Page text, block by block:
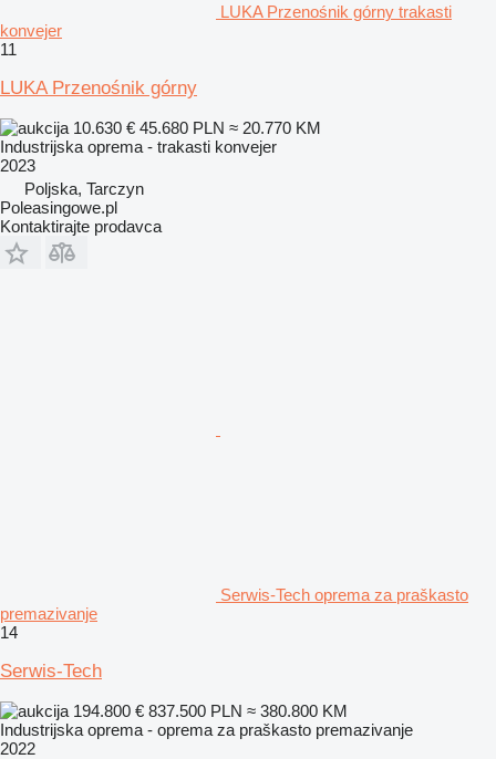
LUKA Przenośnik górny trakasti
konvejer
11
LUKA Przenośnik górny
10.630 € 45.680 PLN ≈ 20.770 KM
Industrijska oprema - trakasti konvejer
2023
Poljska, Tarczyn
Poleasingowe.pl
Kontaktirajte prodavca
Serwis-Tech oprema za praškasto
premazivanje
14
Serwis-Tech
194.800 € 837.500 PLN ≈ 380.800 KM
Industrijska oprema - oprema za praškasto premazivanje
2022